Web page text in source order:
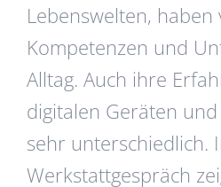
Lebenswelten, haben
Kompetenzen und
Alltag. Auch ihre
digitalen Geräten
sehr unterschiedlich.
Werkstattgespräch